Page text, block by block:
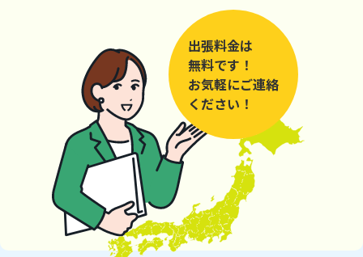
出張料金は
無料です！
お気軽にご連絡
ください！